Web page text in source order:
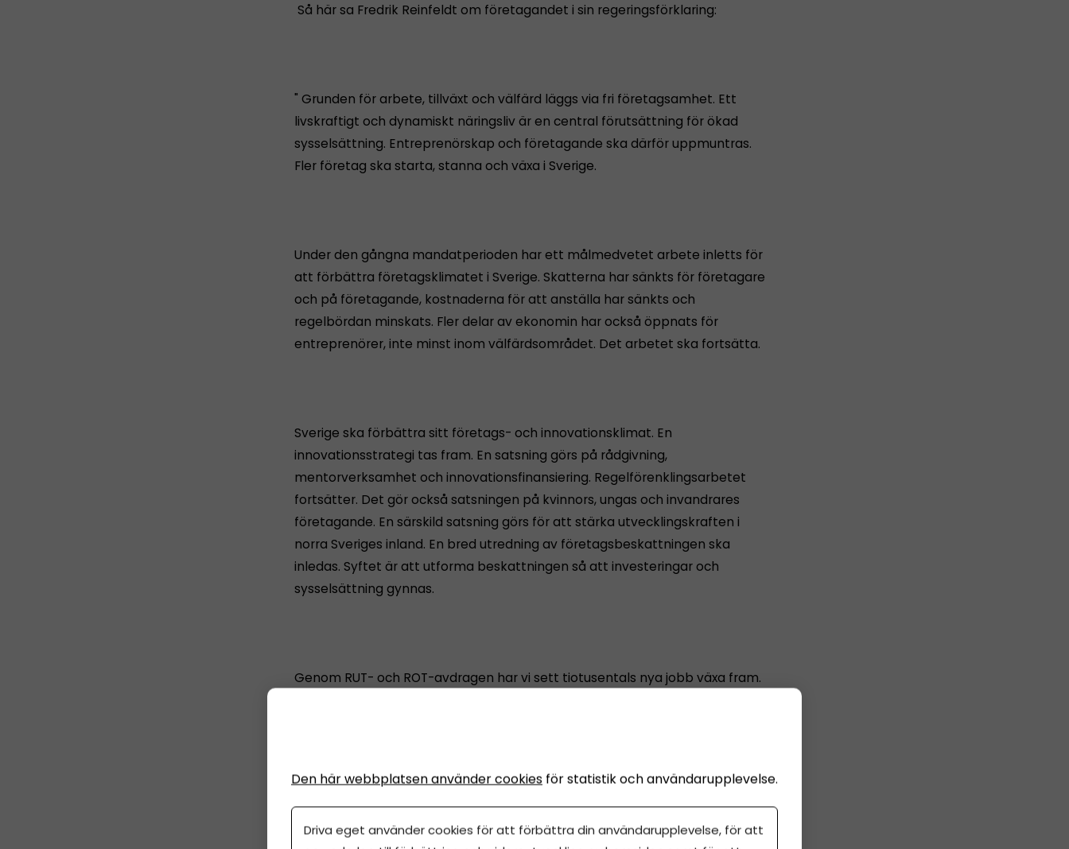
Så här sa Fredrik Reinfeldt om företagandet i sin regeringsförklaring:
" Grunden för arbete, tillväxt och välfärd läggs via fri företagsamhet. Ett
livskraftigt och dynamiskt näringsliv är en central förutsättning för ökad
sysselsättning. Entreprenörskap och företagande ska därför uppmuntras.
Fler företag ska starta, stanna och växa i Sverige.
Under den gångna mandatperioden har ett målmedvetet arbete inletts för
att förbättra företagsklimatet i Sverige. Skatterna har sänkts för företagare
och på företagande, kostnaderna för att anställa har sänkts och
regelbördan minskats. Fler delar av ekonomin har också öppnats för
entreprenörer, inte minst inom välfärdsområdet. Det arbetet ska fortsätta.
Sverige ska förbättra sitt företags- och innovationsklimat. En
innovationsstrategi tas fram. En satsning görs på rådgivning,
mentorverksamhet och innovationsfinansiering. Regelförenklingsarbetet
fortsätter. Det gör också satsningen på kvinnors, ungas och invandrares
företagande. En särskild satsning görs för att stärka utvecklingskraften i
norra Sveriges inland. En bred utredning av företagsbeskattningen ska
inledas. Syftet är att utforma beskattningen så att investeringar och
sysselsättning gynnas.
Genom RUT- och ROT-avdragen har vi sett tiotusentals nya jobb växa fram.
Den här webbplatsen använder cookies för statistik och användarupplevelse.
Driva eget använder cookies för att förbättra din användarupplevelse, för att